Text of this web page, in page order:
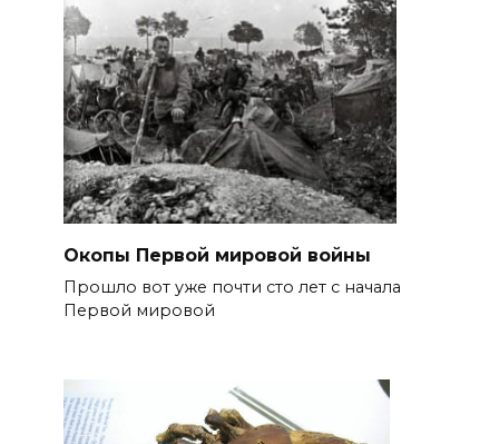
Окопы Первой мировой войны
Прошло вот уже почти сто лет с начала
Первой мировой